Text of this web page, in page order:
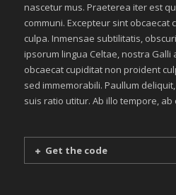
nascetur mus. Praeterea iter est
communi. Excepteur sint
culpa. Inmensae subtilitatis,
ipsorum lingua Celtae, nostra
obcaecat cupiditat non proident
sed immemorabili. Paullum
suis ratio utitur. Ab illo tempore,
Get the code